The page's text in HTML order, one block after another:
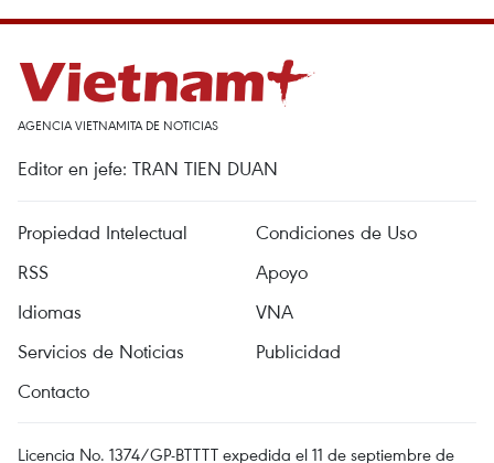
AGENCIA VIETNAMITA DE NOTICIAS
Editor en jefe: TRAN TIEN DUAN
Propiedad Intelectual
Condiciones de Uso
RSS
Apoyo
Idiomas
VNA
Servicios de Noticias
Publicidad
Contacto
Licencia No. 1374/GP-BTTTT expedida el 11 de septiembre de